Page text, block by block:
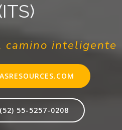
camino inteligente
55-5257-0208